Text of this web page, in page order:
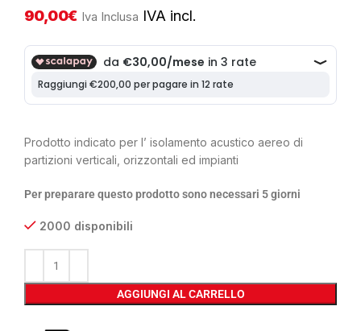
90,00€ Iva Inclusa IVA incl.
Prodotto indicato per l’ isolamento acustico aereo di
partizioni verticali, orizzontali ed impianti
Per preparare questo prodotto sono necessari 5 giorni
2000 disponibili
AGGIUNGI AL CARRELLO